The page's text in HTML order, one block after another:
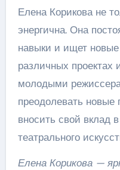
Елена Корикова не
энергична. Она
навыки и ищет
различных проектах
молодыми
преодолевать новые
вносить свой вклад
театрального
Елена Корикова —